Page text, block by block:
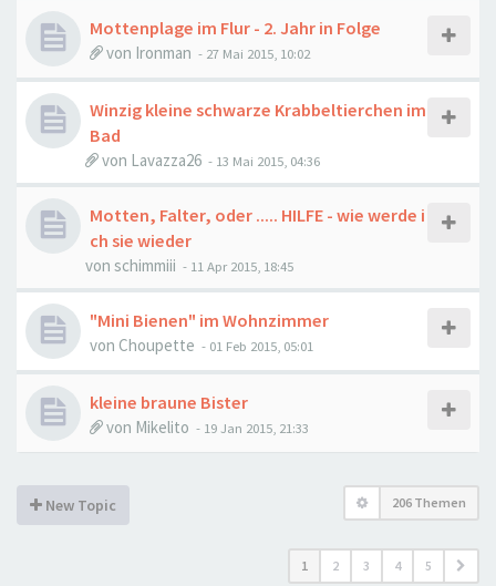
Mottenplage im Flur - 2. Jahr in Folge
von Ironman - 27 Mai 2015, 10:02
Winzig kleine schwarze Krabbeltierchen im
Bad
von Lavazza26 - 13 Mai 2015, 04:36
Motten, Falter, oder ..... HILFE - wie werde i
ch sie wieder
von schimmiii - 11 Apr 2015, 18:45
"Mini Bienen" im Wohnzimmer
von Choupette - 01 Feb 2015, 05:01
kleine braune Bister
von Mikelito - 19 Jan 2015, 21:33
New Topic 206 Themen
1 2 3 4 5